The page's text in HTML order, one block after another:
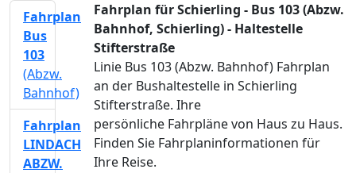
Fahrplan für Schierling - Bus 103 (Abzw.
Bahnhof, Schierling) - Haltestelle
Stifterstraße
Linie Bus 103 (Abzw. Bahnhof) Fahrplan
an der Bushaltestelle in Schierling
Stifterstraße. Ihre
persönliche Fahrpläne von Haus zu Haus.
Finden Sie Fahrplaninformationen für
Ihre Reise.
Fahrplan
Bus
103
(Abzw.
Bahnhof)
Fahrplan
LINDACH
ABZW.